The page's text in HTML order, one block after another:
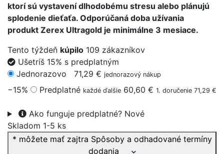
ktorí sú vystavení dlhodobému stresu alebo plánujú
splodenie dieťaťa. Odporúčaná doba užívania
produkt Zerex Ultragold je minimálne 3 mesiace.
Tento týždeň kúpilo 109 zákazníkov
Ušetríš 15% s predplatným
Jednorazovo
71,29 € jednorazový nákup
−15% Predplatné každé ďalšie 60,60 € 1. doručenie 71,29 €
Ako funguje predplatné? Nové
Skladom 1-5 ks
* môžete mať zajtra Spôsoby a odhadované termíny
dodania